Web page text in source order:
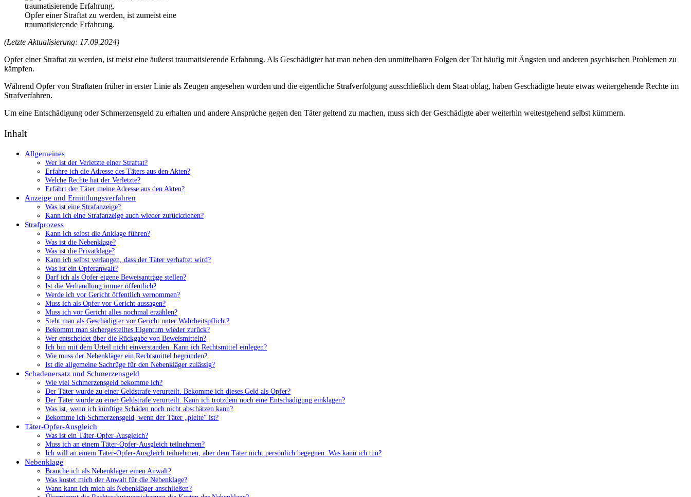
Opfer einer Straftat zu werden, ist zumeist eine
traumatisierende Erfahrung.
(Letzte Aktualisierung: 17.09.2024)
Opfer einer Straftat zu werden, ist meist eine äußerst traumatisierende Erfahrung. Als Geschädigter hat man neben den unmittelbaren Folgen der Tat häufig mit Ängsten und anderen psychischen Problemen zu
kämpfen.
Während Opfer von Straftaten früher in erster Linie als Zeugen angesehen wurden und die eigentliche Strafverfolgung ausschließlich dem Staat oblag, haben Geschädigte heute etwas weitergehende Rechte im
Strafverfahren.
Um eine Entschädigung oder Schmerzensgeld zu erhalten und andere Ansprüche gegen den Täter geltend zu machen, muss sich der Geschädigte aber weiterhin weitestgehend selbst kümmern.
Inhalt
Allgemeines
Wer ist der Verletzte einer Straftat?
Erfahre ich die Adresse des Täters aus den Akten?
Welche Rechte hat der Verletzte?
Erfährt der Täter meine Adresse aus den Akten?
Anzeige und Ermittlungsverfahren
Was ist eine Strafanzeige?
Kann ich eine Strafanzeige auch wieder zurückziehen?
Strafprozess
Kann ich selbst die Anklage führen?
Was ist die Nebenklage?
Was ist die Privatklage?
Kann ich selbst verlangen, dass der Täter verhaftet wird?
Was ist ein Opferanwalt?
Darf ich als Opfer eigene Beweisanträge stellen?
Ist die Verhandlung immer öffentlich?
Werde ich vor Gericht öffentlich vernommen?
Muss ich als Opfer vor Gericht aussagen?
Muss ich vor Gericht alles nochmal erzählen?
Steht man als Geschädigter vor Gericht unter Wahrheitspflicht?
Bekommt man sichergestelltes Eigentum wieder zurück?
Wer entscheidet über die Rückgabe von Beweismitteln?
Ich bin mit dem Urteil nicht einverstanden. Kann ich Rechtsmittel einlegen?
Wie muss der Nebenkläger ein Rechtsmittel begründen?
Ist die allgemeine Sachrüge für den Nebenkläger zulässig?
Schadenersatz und Schmerzensgeld
Wie viel Schmerzensgeld bekomme ich?
Der Täter wurde zu einer Geldstrafe verurteilt. Bekomme ich dieses Geld als Opfer?
Der Täter wurde zu einer Geldstrafe verurteilt. Kann ich trotzdem noch eine Entschädigung einklagen?
Was ist, wenn ich künftige Schäden noch nicht abschätzen kann?
Bekomme ich Schmerzensgeld, wenn der Täter „pleite“ ist?
Täter-Opfer-Ausgleich
Was ist ein Täter-Opfer-Ausgleich?
Muss ich an einem Täter-Opfer-Ausgleich teilnehmen?
Ich will an einem Täter-Opfer-Ausgleich teilnehmen, aber dem Täter nicht persönlich begegnen. Was kann ich tun?
Nebenklage
Brauche ich als Nebenkläger einen Anwalt?
Was kostet mich der Anwalt für die Nebenklage?
Wann kann ich mich als Nebenkläger anschließen?